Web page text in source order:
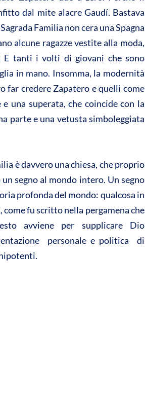
dal mite alacre Gaudí. Bastava
Familia non cera una Spagna
alcune ragazze vestite alla moda,
E tanti i volti di giovani che sono
in mano. Insomma, la modernità
far credere Zapatero e quelli come
una superata, che coincide con la
parte e una vetusta simboleggiata
è davvero una chiesa, che proprio
segno al mondo intero. Un segno
profonda del mondo: qualcosa in
come fu scritto nella pergamena che
avviene per supplicare Dio
 personale e politica  di